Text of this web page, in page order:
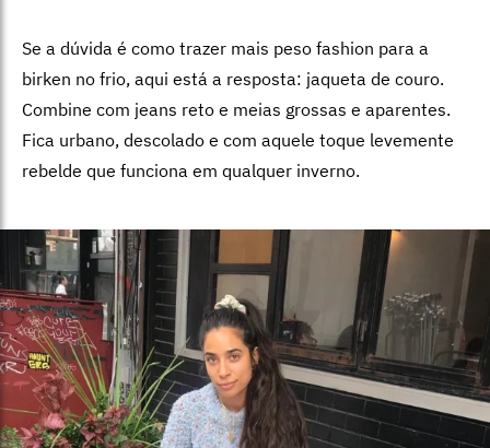
Se a dúvida é como trazer mais peso fashion para a
birken no frio, aqui está a resposta: jaqueta de couro.
Combine com jeans reto e meias grossas e aparentes.
Fica urbano, descolado e com aquele toque levemente
rebelde que funciona em qualquer inverno.